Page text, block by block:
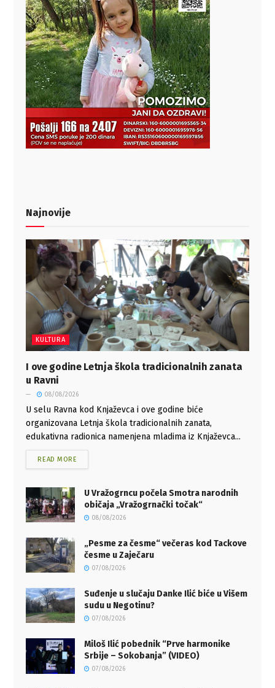
Najnovije
KULTURA
I ove godine Letnja škola tradicionalnih zanata
u Ravni
08/08/2026
U selu Ravna kod Knjaževca i ove godine biće
organizovana Letnja škola tradicionalnih zanata,
edukativna radionica namenjena mladima iz Knjaževca...
READ MORE
U Vražogrncu počela Smotra narodnih
običaja „Vražogrnački točak“
08/08/2026
„Pesme za česme“ večeras kod Tackove
česme u Zaječaru
07/08/2026
Suđenje u slučaju Danke Ilić biće u Višem
sudu u Negotinu?
07/08/2026
Miloš Ilić pobednik “Prve harmonike
Srbije – Sokobanja” (VIDEO)
07/08/2026